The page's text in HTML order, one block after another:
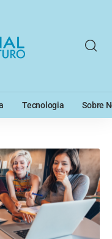
Tecnologia Sobre